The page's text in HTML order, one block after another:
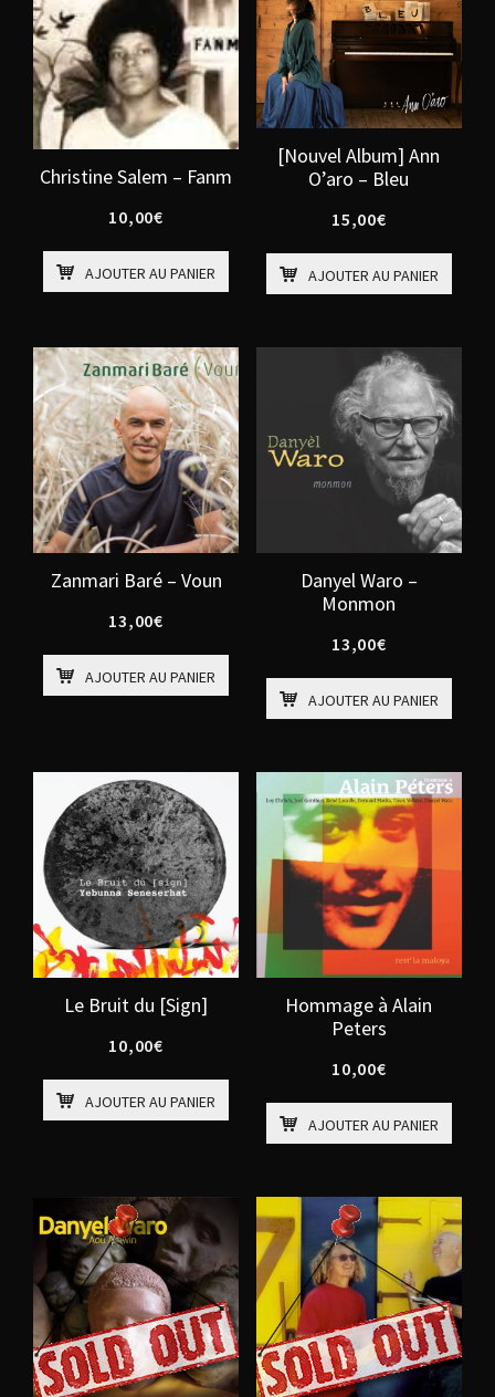
Christine Salem – Fanm
10,00€
AJOUTER AU PANIER
[Nouvel Album] Ann
O’aro – Bleu
15,00€
AJOUTER AU PANIER
Zanmari Baré – Voun
13,00€
AJOUTER AU PANIER
Danyel Waro –
Monmon
13,00€
AJOUTER AU PANIER
Le Bruit du [Sign]
10,00€
AJOUTER AU PANIER
Hommage à Alain
Peters
10,00€
AJOUTER AU PANIER